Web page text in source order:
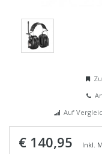
Auf
€ 140,95 Inkl.